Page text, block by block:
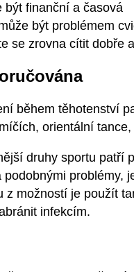
být finanční a časová
být problémem
se zrovna cítit dobře
během těhotenství
orientální
druhy sportu patří
problémy,
z možností je použít
infekcím.